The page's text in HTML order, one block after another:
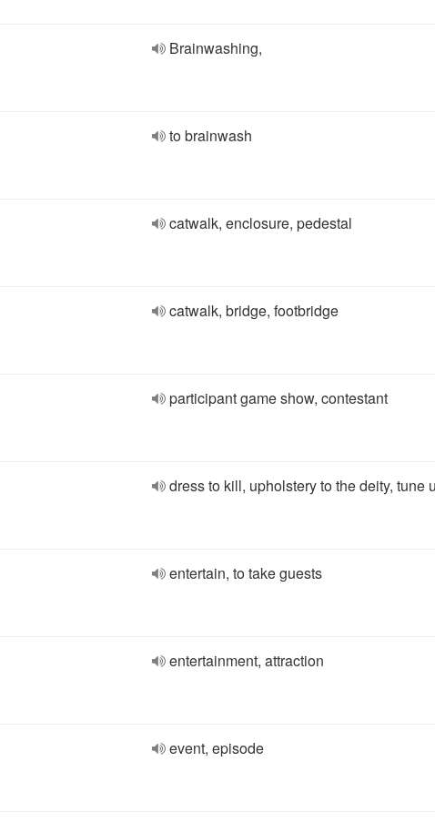
Brainwashing,
to brainwash
catwalk, enclosure, pedestal
catwalk, bridge, footbridge
participant game show, contestant
dress to kill, upholstery to the deity, tune
entertain, to take guests
entertainment, attraction
event, episode